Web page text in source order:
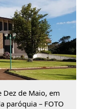
de Maio, em
paróquia – FOTO